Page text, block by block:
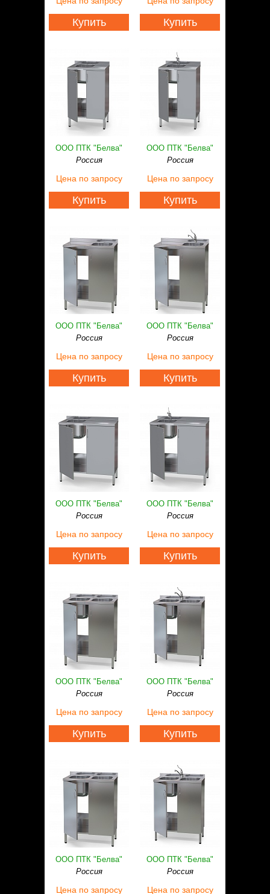
Статьи
Контакты
Купить Купить
ООО ПТК "Белва"
Россия
Цена по запросу
Купить
ООО ПТК "Белва"
Россия
Цена по запросу
Купить
ООО ПТК "Белва"
Россия
Цена по запросу
Купить
ООО ПТК "Белва"
Россия
Цена по запросу
Купить
ООО ПТК "Белва"
Россия
Цена по запросу
Купить
ООО ПТК "Белва"
Россия
Цена по запросу
Купить
ООО ПТК "Белва"
Россия
Цена по запросу
Купить
ООО ПТК "Белва"
Россия
Цена по запросу
Купить
ООО ПТК "Белва"
Россия
Цена по запросу
ООО ПТК "Белва"
Россия
Цена по запросу